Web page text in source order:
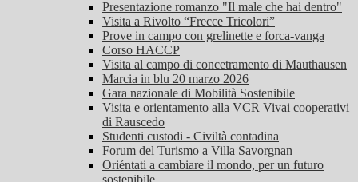
Presentazione romanzo "Il male che hai dentro"
Visita a Rivolto “Frecce Tricolori”
Prove in campo con grelinette e forca-vanga
Corso HACCP
Visita al campo di concetramento di Mauthausen
Marcia in blu 20 marzo 2026
Gara nazionale di Mobilità Sostenibile
Visita e orientamento alla VCR Vivai cooperativi
di Rauscedo
Studenti custodi - Civiltà contadina
Forum del Turismo a Villa Savorgnan
Oriéntati a cambiare il mondo, per un futuro